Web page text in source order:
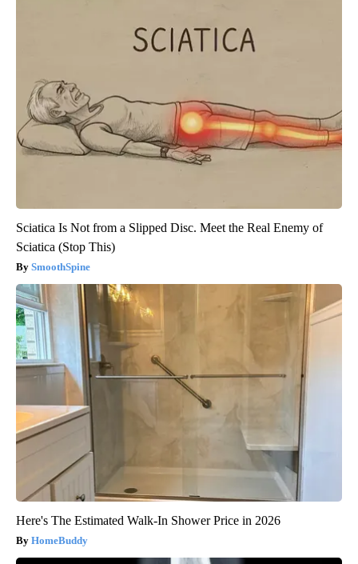
Sciatica Is Not from a Slipped Disc. Meet the Real Enemy of
Sciatica (Stop This)
SmoothSpine
Here's The Estimated Walk-In Shower Price in 2026
HomeBuddy